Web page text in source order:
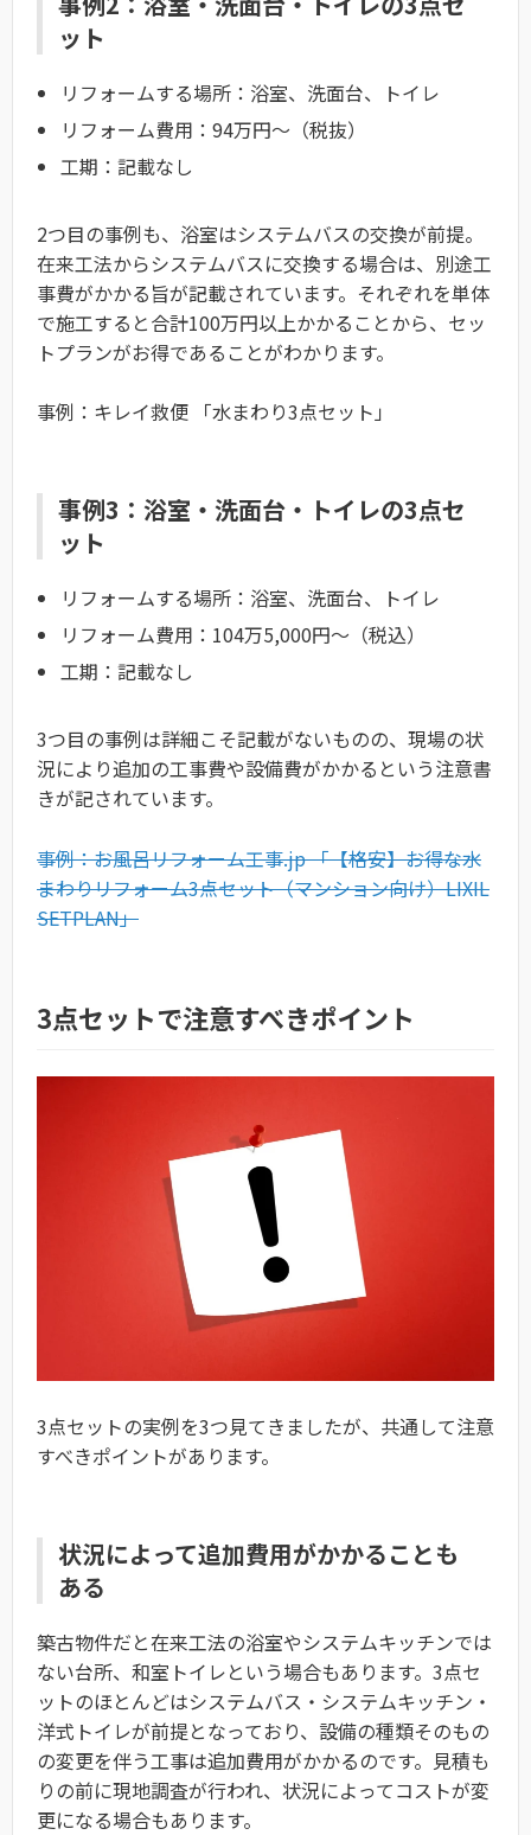
ット
リフォームする場所：浴室、洗面台、トイレ
リフォーム費用：94万円〜（税抜）
工期：記載なし
2つ目の事例も、浴室はシステムバスの交換が前提。
在来工法からシステムバスに交換する場合は、別途工
事費がかかる旨が記載されています。それぞれを単体
で施工すると合計100万円以上かかることから、セッ
トプランがお得であることがわかります。
事例：キレイ救便 「水まわり3点セット」
事例3：浴室・洗面台・トイレの3点セ
ット
リフォームする場所：浴室、洗面台、トイレ
リフォーム費用：104万5,000円〜（税込）
工期：記載なし
3つ目の事例は詳細こそ記載がないものの、現場の状
況により追加の工事費や設備費がかかるという注意書
きが記されています。
事例：お風呂リフォーム工事.jp 「【格安】お得な水
まわりリフォーム3点セット（マンション向け）LIXIL
SETPLAN」
3点セットで注意すべきポイント
3点セットの実例を3つ見てきましたが、共通して注意
すべきポイントがあります。
状況によって追加費用がかかることも
ある
築古物件だと在来工法の浴室やシステムキッチンでは
ない台所、和室トイレという場合もあります。3点セ
ットのほとんどはシステムバス・システムキッチン・
洋式トイレが前提となっており、設備の種類そのもの
の変更を伴う工事は追加費用がかかるのです。見積も
りの前に現地調査が行われ、状況によってコストが変
更になる場合もあります。